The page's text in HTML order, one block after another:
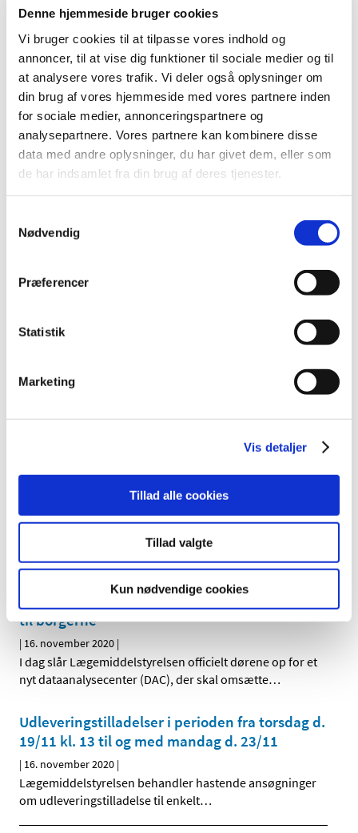
Denne hjemmeside bruger cookies
Vi bruger cookies til at tilpasse vores indhold og
annoncer, til at vise dig funktioner til sociale medier og til
at analysere vores trafik. Vi deler også oplysninger om
din brug af vores hjemmeside med vores partnere inden
for sociale medier, annonceringspartnere og
analysepartnere. Vores partnere kan kombinere disse
data med andre oplysninger, du har givet dem, eller som
de har indsamlet fra din brug af deres tjenester.
Nødvendig
Præferencer
Statistik
Marketing
Vis detaljer
Tillad alle cookies
Tillad valgte
Kun nødvendige cookies
Bevilling til at drive Helsingør Stengades
Apotek
|18. november 2020|
Lægemiddelstyrelsen har den 10. november 2020
meddelt Nina Egtved Knudsen bevilling til at drive
DHPC Tecfidera - opdaterede anbefalinger
|18. november 2020
Opdaterede anbefalinger på baggrund af tilfælde af
|18. november 2020
|18. november 2020
injektionsvæske, opløsning fra KaroPharma AB
coronavaccine fra Moderna
Den europæiske lægemiddelstyrelse, EMA, har
påbegyndt en løbende vurdering af data fra forsøg med
Åbner i dag: Nyt dataanalysecenter skal give
bedre og sikrere medicin og medicinsk udstyr
til borgerne
| 16. november 2020 |
I dag slår Lægemiddelstyrelsen officielt dørene op for et
nyt dataanalysecenter (DAC), der skal omsætte…
Udleveringstilladelser i perioden fra torsdag d.
19/11 kl. 13 til og med mandag d. 23/11
| 16. november 2020 |
Lægemiddelstyrelsen behandler hastende ansøgninger
om udleveringstilladelse til enkelt…